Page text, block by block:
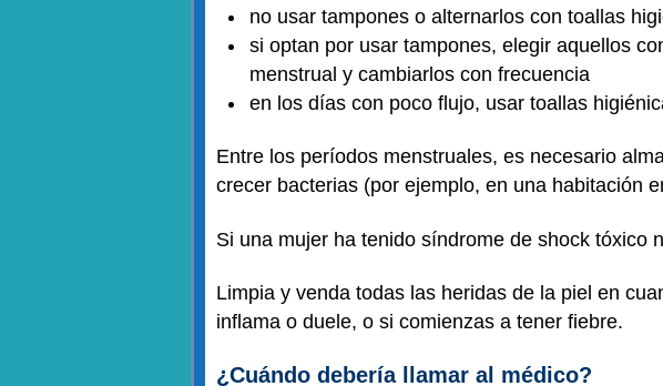
no usar tampones o alternarlos con toallas
si optan por usar tampones, elegir aquellos
menstrual y cambiarlos con frecuencia
en los días con poco flujo, usar toallas
Entre los períodos menstruales, es necesario
crecer bacterias (por ejemplo, en una habitación
Si una mujer ha tenido síndrome de shock tóxico
Limpia y venda todas las heridas de la piel en
inflama o duele, o si comienzas a tener fiebre.
¿Cuándo debería llamar al médico?